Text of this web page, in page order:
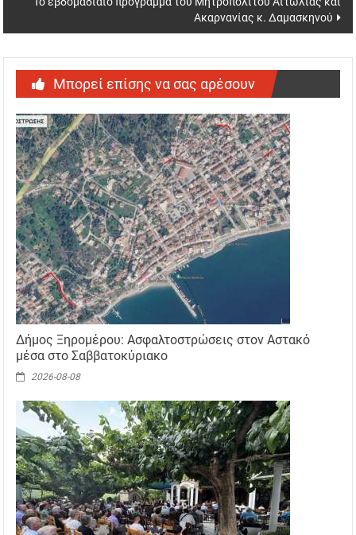
Ακαρνανίας κ. Δαμασκηνού
Μπορεί επίσης να σας αρέσουν
Δήμος Ξηρομέρου: Ασφαλτοστρώσεις στον Αστακό
μέσα στο Σαββατοκύριακο
2026-08-08